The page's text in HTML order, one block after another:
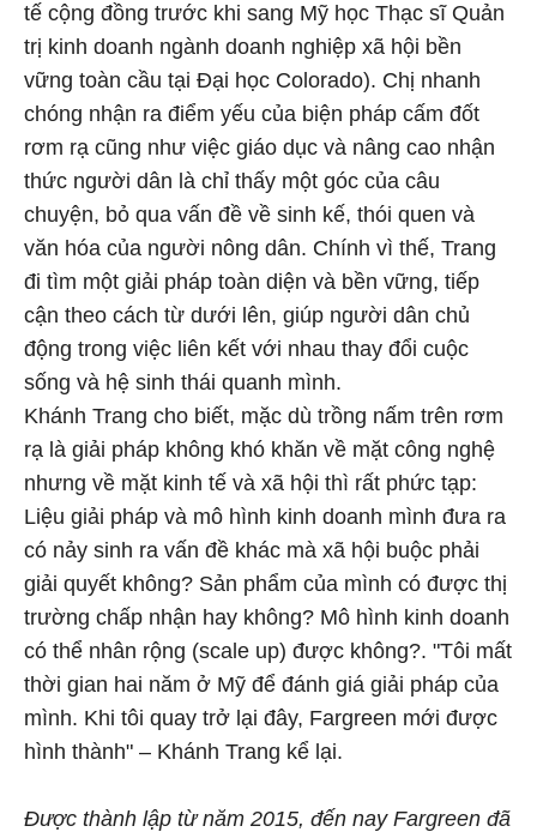
tế cộng đồng trước khi sang Mỹ học Thạc sĩ Quản
trị kinh doanh ngành doanh nghiệp xã hội bền
vững toàn cầu tại Đại học Colorado). Chị nhanh
chóng nhận ra điểm yếu của biện pháp cấm đốt
rơm rạ cũng như việc giáo dục và nâng cao nhận
thức người dân là chỉ thấy một góc của câu
chuyện, bỏ qua vấn đề về sinh kế, thói quen và
văn hóa của người nông dân. Chính vì thế, Trang
đi tìm một giải pháp toàn diện và bền vững, tiếp
cận theo cách từ dưới lên, giúp người dân chủ
động trong việc liên kết với nhau thay đổi cuộc
sống và hệ sinh thái quanh mình.
Khánh Trang cho biết, mặc dù trồng nấm trên rơm
rạ là giải pháp không khó khăn về mặt công nghệ
nhưng về mặt kinh tế và xã hội thì rất phức tạp:
Liệu giải pháp và mô hình kinh doanh mình đưa ra
có nảy sinh ra vấn đề khác mà xã hội buộc phải
giải quyết không? Sản phẩm của mình có được thị
trường chấp nhận hay không? Mô hình kinh doanh
có thể nhân rộng (scale up) được không?. "Tôi mất
thời gian hai năm ở Mỹ để đánh giá giải pháp của
mình. Khi tôi quay trở lại đây, Fargreen mới được
hình thành" – Khánh Trang kể lại.
Được thành lập từ năm 2015, đến nay Fargreen đã